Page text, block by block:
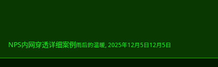
NPS内网穿透详细案例雨后的温暖 2025年12月5日 12月5日